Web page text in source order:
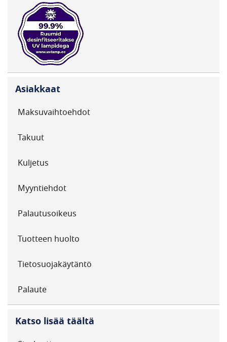
Asiakkaat
Maksuvaihtoehdot
Takuut
Kuljetus
Myyntiehdot
Palautusoikeus
Tuotteen huolto
Tietosuojakäytäntö
Palaute
Katso lisää täältä